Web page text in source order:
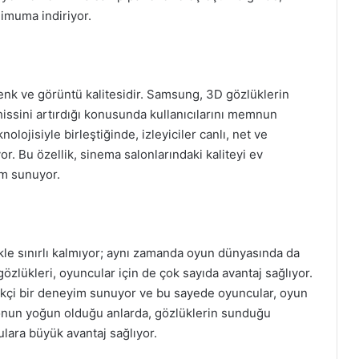
indiriyor.
ve görüntü kalitesidir. Samsung, 3D gözlüklerin
artırdığı konusunda kullanıcılarını memnun
birleştiğinde, izleyiciler canlı, net ve
Bu özellik, sinema salonlarındaki kaliteyi ev
sunuyor.
kalmıyor; aynı zamanda oyun dünyasında da
oyuncular için de çok sayıda avantaj sağlıyor.
bir deneyim sunuyor ve bu sayede oyuncular, oyun
yoğun olduğu anlarda, gözlüklerin sunduğu
büyük avantaj sağlıyor.